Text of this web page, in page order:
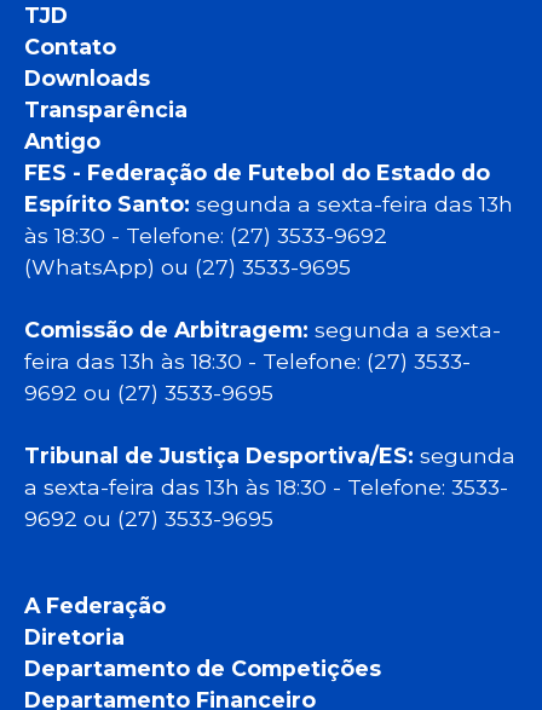
TJD
Contato
Downloads
Transparência
Antigo
FES - Federação de Futebol do Estado do
Espírito Santo: segunda a sexta-feira das 13h
às 18:30 - Telefone: (27) 3533-9692
(WhatsApp) ou (27) 3533-9695
Comissão de Arbitragem: segunda a sexta-
feira das 13h às 18:30 - Telefone: (27) 3533-
9692 ou (27) 3533-9695
Tribunal de Justiça Desportiva/ES: segunda
a sexta-feira das 13h às 18:30 - Telefone: 3533-
9692 ou (27) 3533-9695
A Federação
Diretoria
Departamento de Competições
Departamento Financeiro